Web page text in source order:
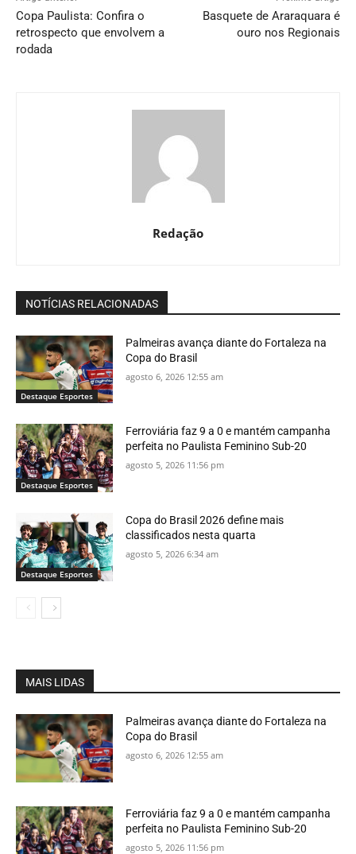
Copa Paulista: Confira o
retrospecto que envolvem a
rodada
Basquete de Araraquara é
ouro nos Regionais
Redação
NOTÍCIAS RELACIONADAS
Destaque Esportes
Palmeiras avança diante do Fortaleza na
Copa do Brasil
agosto 6, 2026 12:55 am
Destaque Esportes
Ferroviária faz 9 a 0 e mantém campanha
perfeita no Paulista Feminino Sub-20
agosto 5, 2026 11:56 pm
Destaque Esportes
Copa do Brasil 2026 define mais
classificados nesta quarta
agosto 5, 2026 6:34 am
MAIS LIDAS
Palmeiras avança diante do Fortaleza na
Copa do Brasil
agosto 6, 2026 12:55 am
Ferroviária faz 9 a 0 e mantém campanha
perfeita no Paulista Feminino Sub-20
agosto 5, 2026 11:56 pm